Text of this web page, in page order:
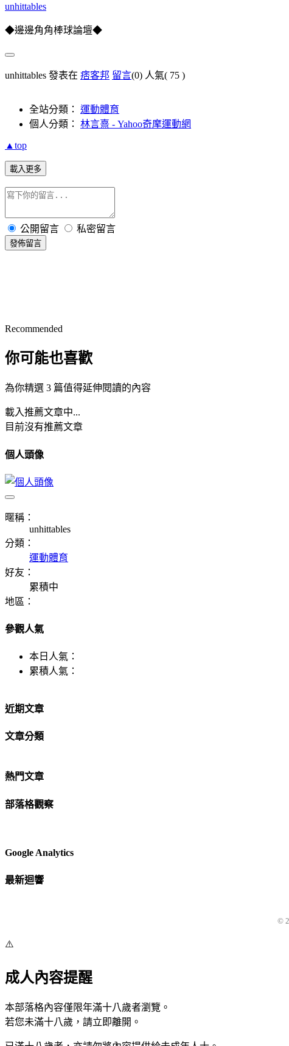
unhittables
◆邊邊角角棒球論壇◆
unhittables 發表在 痞客邦 留言(0) 人氣( 75 )
全站分類： 運動體育
個人分類： 林言熹 - Yahoo奇摩運動網
▲top
載入更多
公開留言 私密留言
發佈留言
Recommended
你可能也喜歡
為你精選 3 篇值得延伸閱讀的內容
載入推薦文章中...
目前沒有推薦文章
個人頭像
暱稱：
unhittables
分類：
運動體育
好友：
累積中
地區：
參觀人氣
本日人氣：
累積人氣：
近期文章
文章分類
熱門文章
部落格觀察
Google Analytics
最新迴響
©
⚠️
成人內容提醒
本部落格內容僅限年滿十八歲者瀏覽。
若您未滿十八歲，請立即離開。